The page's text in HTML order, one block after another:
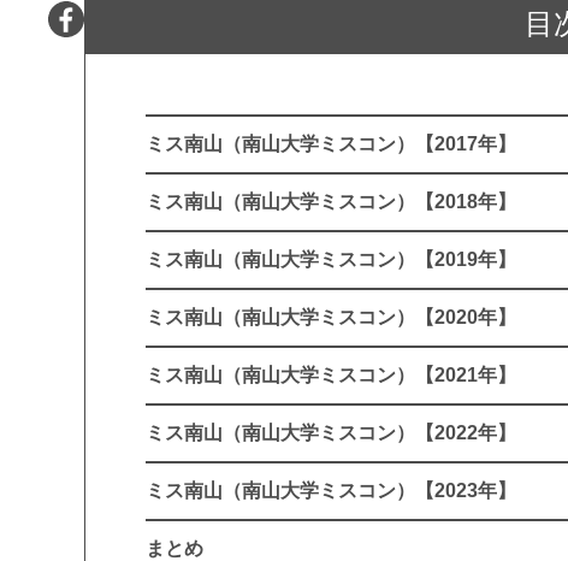
目
ミス南山（南山大学ミスコン）【2017年】
ミス南山（南山大学ミスコン）【2018年】
ミス南山（南山大学ミスコン）【2019年】
ミス南山（南山大学ミスコン）【2020年】
ミス南山（南山大学ミスコン）【2021年】
ミス南山（南山大学ミスコン）【2022年】
ミス南山（南山大学ミスコン）【2023年】
まとめ